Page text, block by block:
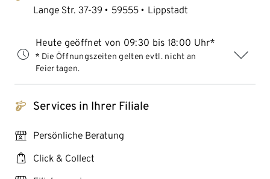
Lange Str. 37-39 59555 Lippstadt
Heute geöffnet von 09:30 bis 18:00 Uhr*
* Die Öffnungszeiten gelten evtl. nicht an
Feiertagen.
tchibo_logo Services in Ihrer Filiale
personal_services Persönliche Beratung
click_collect Click & Collect